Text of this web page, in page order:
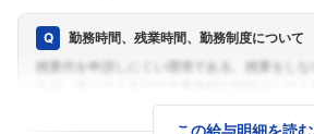
勤務時間、残業時間、勤務制度について
この給与明細を読む